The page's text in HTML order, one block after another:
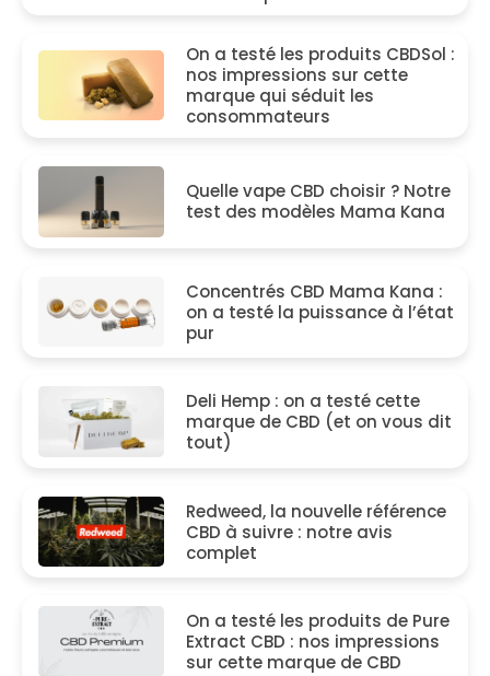
On a testé les produits CBDSol :
nos impressions sur cette
marque qui séduit les
consommateurs
Quelle vape CBD choisir ? Notre
test des modèles Mama Kana
Concentrés CBD Mama Kana :
on a testé la puissance à l’état
pur
Deli Hemp : on a testé cette
marque de CBD (et on vous dit
tout)
Redweed, la nouvelle référence
CBD à suivre : notre avis
complet
On a testé les produits de Pure
Extract CBD : nos impressions
sur cette marque de CBD